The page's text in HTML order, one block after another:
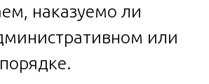
наказуемо ли
или